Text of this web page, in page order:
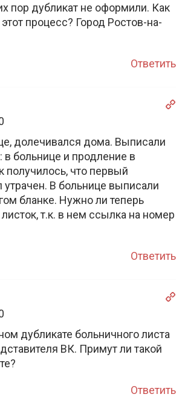
пор дубликат не оформили. Как
процесс? Город Ростов-на-
Ответить
долечивался дома. Выписали
больнице и продление в
получилось, что первый
В больнице выписали
бланке. Нужно ли теперь
т.к. в нем ссылка на номер
Ответить
дубликате больничного листа
ВК. Примут ли такой
Ответить